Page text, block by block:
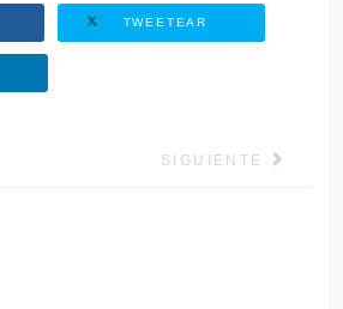
TWEETEAR
FORMULARIO DE
ARTÍCULO
SIGUIENTE